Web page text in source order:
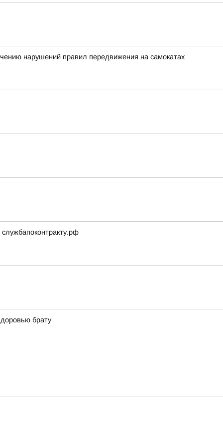
нарушений правил передвижения на самокатах
брату